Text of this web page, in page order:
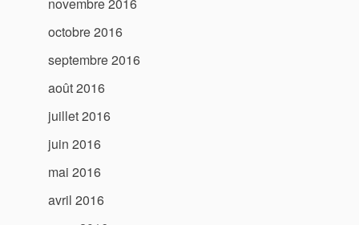
novembre 2016
octobre 2016
septembre 2016
août 2016
juillet 2016
juin 2016
mai 2016
avril 2016